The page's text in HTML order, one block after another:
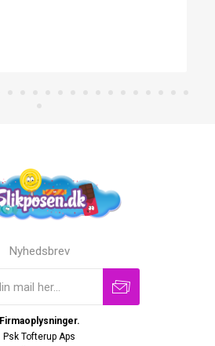
Nyhedsbrev
Firmaoplysninger.
Psk Tofterup Aps